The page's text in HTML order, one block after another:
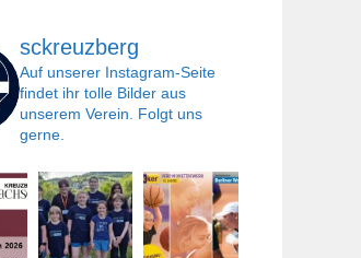
sckreuzberg
Auf unserer Instagram-Seite
findet ihr tolle Bilder aus
unserem Verein. Folgt uns
gerne.